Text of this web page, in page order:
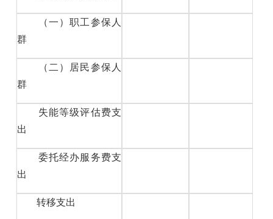
（一）职工参保人
群
（二）居民参保人
群
失能等级评估费支
出
委托经办服务费支
出
转移支出